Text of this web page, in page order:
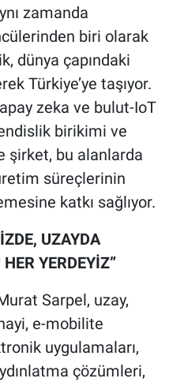
zamanda
biri olarak
dünya çapındaki
Türkiye’ye taşıyor.
zeka ve bulut-IoT
birikimi ve
şirket, bu alanlarda
süreçlerinin
katkı sağlıyor.
UZAYDA
YERDEYİZ”
Sarpel, uzay,
e-mobilite
uygulamaları,
çözümleri,